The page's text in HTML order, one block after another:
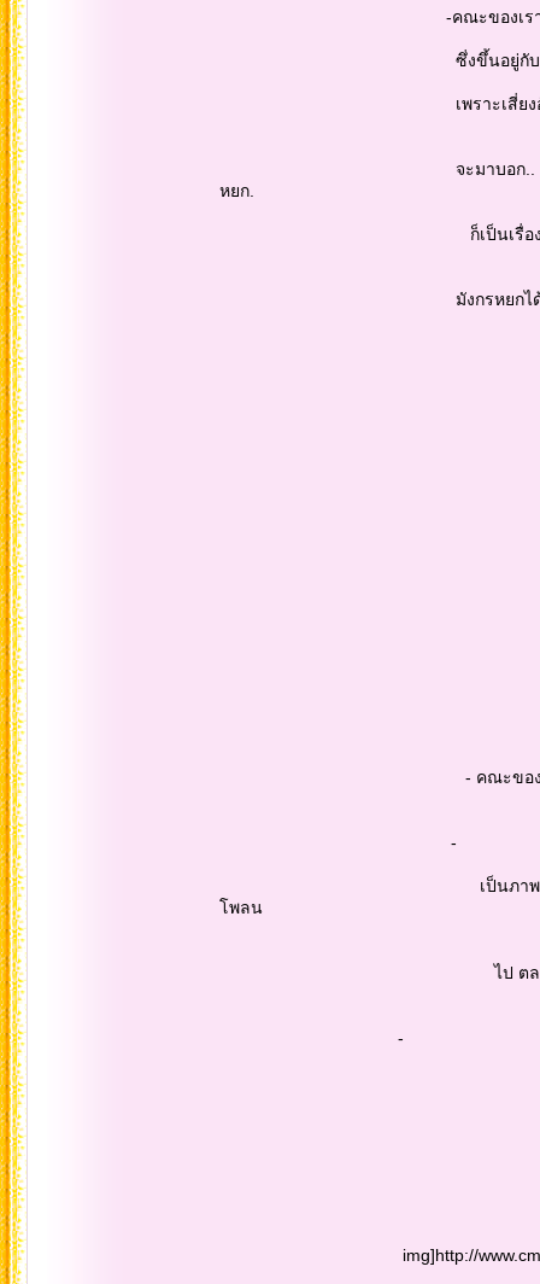
-คณะของเรา รวมพลถ่ายภาพห
ซึ่งขึ้นอยู่กับสภาพอากาศ..ถ้าสภ
เพราะเสี่ยงอันตราย...วันนี้ก็เช่
จะมาบอก.. พวกเราภาวนา ให้
หยก.
ก็เป็นเรื่องที่น่าเสียดายมาก เล
มังกรหยกได้ หลังจากรอค
- คณะของพวกเรา ถ่ายรูปหมู่
-
เป็นภาพถ่าย บนกระเช้า ขณะ
โพลน
ไป ตลอดทางที่ผ่าน ขึ้น
-
img]http://www.cmadong.com/